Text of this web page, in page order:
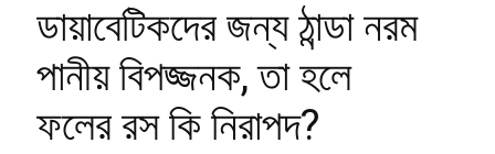
ডায়াবেটিকদের জন্য ঠান্ডা নরম
পানীয় বিপজ্জনক, তা হলে
ফলের রস কি নিরাপদ?